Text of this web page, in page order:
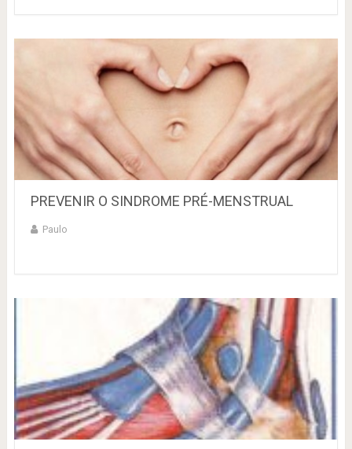
PREVENIR O SINDROME PRÉ-MENSTRUAL
Paulo